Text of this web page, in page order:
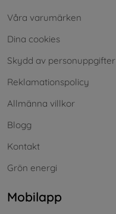
Våra varumärken
Dina cookies
Skydd av personuppgifter
Reklamationspolicy
Allmänna villkor
Blogg
Kontakt
Grön energi
Mobilapp